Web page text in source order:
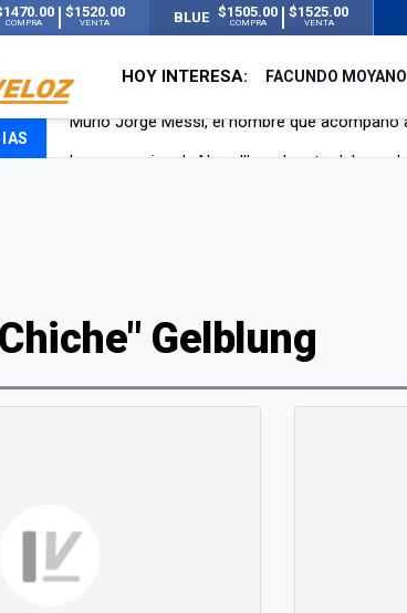
COMPRA
$1520.00
VENTA BLUE $1505.00
COMPRA
$1525.00
VENTA
HOY INTERESA: FACUNDO MOYANO
Gelblung